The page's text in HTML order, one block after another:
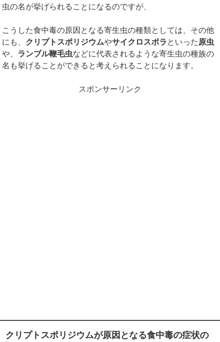
虫の名が挙げられることになるのですが、
こうした食中毒の原因となる寄生虫の種類としては、その他
にも、 クリプトスポリジウムやサイクロスポラ といった 原虫
や、 ランブル鞭毛虫などに代表されるような寄生虫の種族の
名も挙げることができると考えられることになります。
スポンサーリンク
クリプトスポリジウムが原因となる食中毒の症状の